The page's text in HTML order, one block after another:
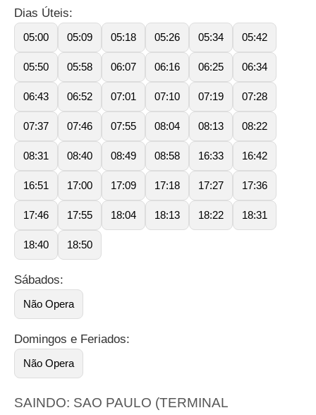
Dias Úteis:
05:00 05:09 05:18 05:26 05:34 05:42
05:50 05:58 06:07 06:16 06:25 06:34
06:43 06:52 07:01 07:10 07:19 07:28
07:37 07:46 07:55 08:04 08:13 08:22
08:31 08:40 08:49 08:58 16:33 16:42
16:51 17:00 17:09 17:18 17:27 17:36
17:46 17:55 18:04 18:13 18:22 18:31
18:40 18:50
Sábados:
Não Opera
Domingos e Feriados:
Não Opera
SAINDO: SAO PAULO (TERMINAL